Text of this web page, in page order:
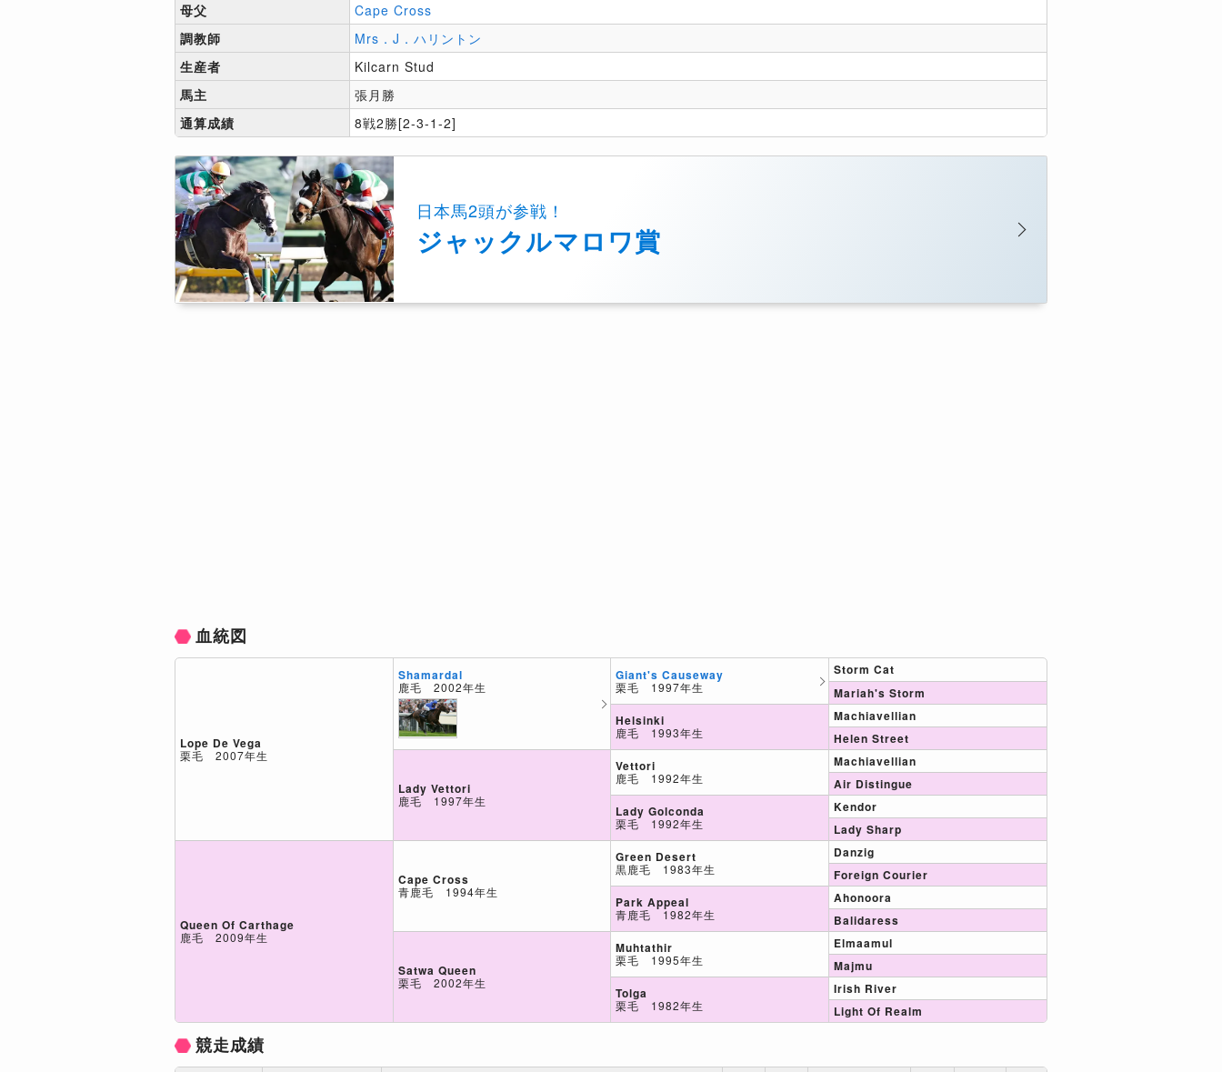
母父
Cape Cross
調教師
Mrs．J．ハリントン
生産者
Kilcarn Stud
馬主
張月勝
通算成績
8戦2勝[2-3-1-2]
日本馬2頭が参戦！
ジャックルマロワ賞
血統図
Lope De Vega
栗毛 2007年生
Queen Of Carthage
鹿毛 2009年生
Shamardal
鹿毛 2002年生
Lady Vettori
鹿毛 1997年生
Cape Cross
青鹿毛 1994年生
Satwa Queen
栗毛 2002年生
Giant's Causeway
栗毛 1997年生
Helsinki
鹿毛 1993年生
Vettori
鹿毛 1992年生
Lady Golconda
栗毛 1992年生
Green Desert
黒鹿毛 1983年生
Park Appeal
青鹿毛 1982年生
Muhtathir
栗毛 1995年生
Tolga
栗毛 1982年生
Storm Cat
Mariah's Storm
Machiavellian
Helen Street
Machiavellian
Air Distingue
Kendor
Lady Sharp
Danzig
Foreign Courier
Ahonoora
Balidaress
Elmaamul
Majmu
Irish River
Light Of Realm
競走成績